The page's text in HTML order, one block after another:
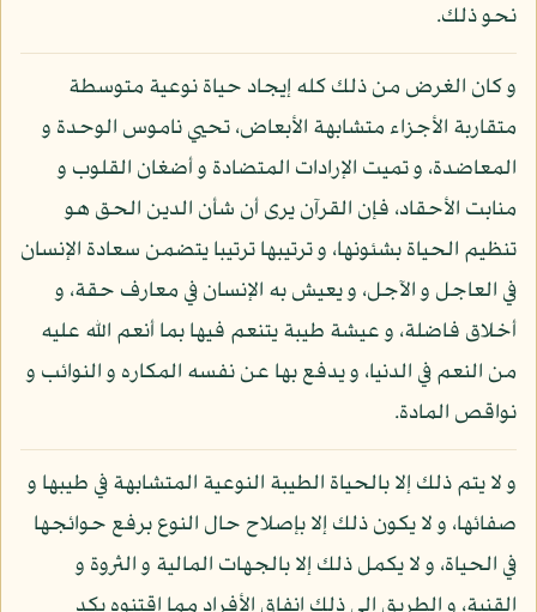
نحو ذلك.
و كان الغرض من ذلك كله إيجاد حياة نوعية متوسطة
متقاربة الأجزاء متشابهة الأبعاض، تحيي ناموس الوحدة و
المعاضدة، و تميت الإرادات المتضادة و أضغان القلوب و
منابت الأحقاد، فإن القرآن يرى أن شأن الدين الحق هو
تنظيم الحياة بشئونها، و ترتيبها ترتيبا يتضمن سعادة الإنسان
في العاجل و الآجل، و يعيش به الإنسان في معارف حقة، و
أخلاق فاضلة، و عيشة طيبة يتنعم فيها بما أنعم الله عليه
من النعم في الدنيا، و يدفع بها عن نفسه المكاره و النوائب و
نواقص المادة.
و لا يتم ذلك إلا بالحياة الطيبة النوعية المتشابهة في طيبها و
صفائها، و لا يكون ذلك إلا بإصلاح حال النوع برفع حوائجها
في الحياة، و لا يكمل ذلك إلا بالجهات المالية و الثروة و